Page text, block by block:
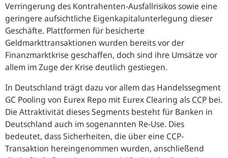
Verringerung des Kontrahenten-Ausfallrisikos sowie eine
geringere aufsichtliche Eigenkapitalunterlegung dieser
Geschäfte. Plattformen für besicherte
Geldmarkttransaktionen wurden bereits vor der
Finanzmarktkrise geschaffen, doch sind ihre Umsätze vor
allem im Zuge der Krise deutlich gestiegen.
In Deutschland trägt dazu vor allem das Handelssegment
GC Pooling von Eurex Repo mit Eurex Clearing als CCP bei.
Die Attraktivität dieses Segments besteht für Banken in
Deutschland auch im sogenannten Re-Use. Dies
bedeutet, dass Sicherheiten, die über eine CCP-
Transaktion hereingenommen wurden, anschließend